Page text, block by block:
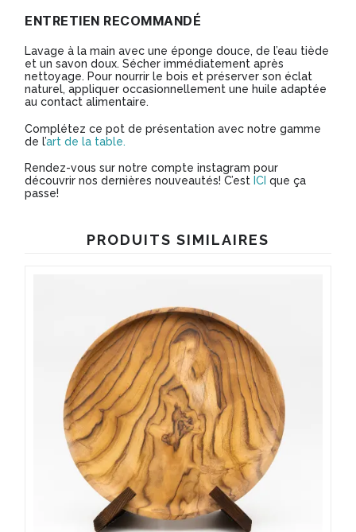
ENTRETIEN RECOMMANDÉ
Lavage à la main avec une éponge douce, de l’eau tiède
et un savon doux. Sécher immédiatement après
nettoyage. Pour nourrir le bois et préserver son éclat
naturel, appliquer occasionnellement une huile adaptée
au contact alimentaire.
Complétez ce pot de présentation avec notre gamme
de l’art de la table.
Rendez-vous sur notre compte instagram pour
découvrir nos dernières nouveautés! C’est ICI que ça
passe!
PRODUITS SIMILAIRES